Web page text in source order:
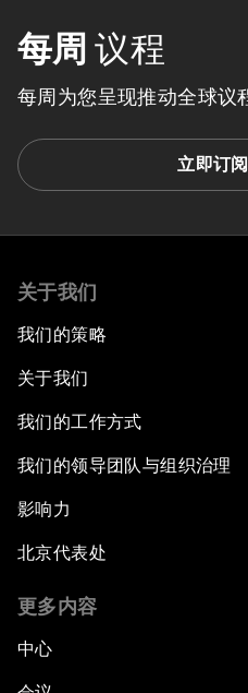
每周 议程
每周为您呈现推动全球议
立即订阅
关于我们
我们的策略
关于我们
我们的工作方式
我们的领导团队与组织治理
影响力
北京代表处
更多内容
中心